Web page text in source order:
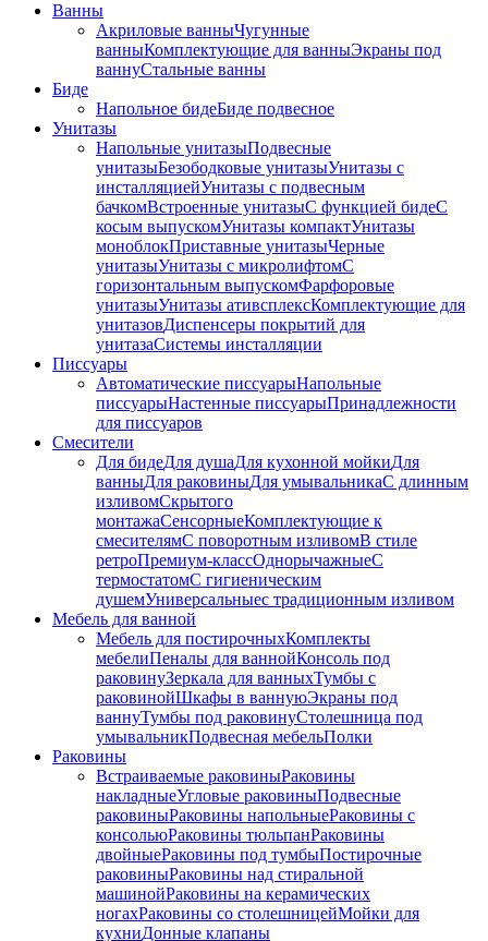
Ванны
Акриловые ванныЧугунные
ванныКомплектующие для ванныЭкраны под
ваннуСтальные ванны
Биде
Напольное бидеБиде пoдвеснoе
Унитазы
Напольные унитазыПодвесные
унитазыБезободковые унитазыУнитазы с
инсталляциейУнитазы с подвесным
бачкомВстроенные унитазыС функцией бидеС
косым выпускомУнитазы компактУнитазы
моноблокПриставные унитазыЧерные
унитазыУнитазы с микролифтомC
горизонтальным выпускомФарфоровые
унитазыУнитазы ативсплексКомплектующие для
унитазовДиспенсеры покрытий для
унитазаСистемы инсталляции
Писсуары
Автоматические писсуарыНапольные
писсуарыНастенные писсуарыПринадлежности
для писсуаров
Смесители
Для бидеДля душаДля кухонной мойкиДля
ванныДля раковиныДля умывальникаС длинным
изливомСкрытого
монтажаСенсорныеКомплектующие к
смесителямС поворотным изливомВ стиле
ретроПремиум-классОднорычажныеС
термостатомС гигиеническим
душемУниверсальныес традиционным изливом
Мебель для ванной
Мебель для постирочныхКомплекты
мебелиПеналы для ваннойКонсоль под
раковинуЗеркала для ванныхТумбы с
раковинойШкафы в ваннуюЭкраны под
ваннуТумбы под раковинуСтолешница под
умывальникПодвесная мебельПолки
Раковины
Встраиваемые раковиныРаковины
накладныеУгловые раковиныПодвесные
раковиныРаковины напольныеРаковины с
консольюРаковины тюльпанРаковины
двойныеРаковины под тумбыПостирочные
раковиныРаковины над стиральной
машинойРаковины на керамических
ногахРаковины со столешницейМойки для
кухниДонные клапаны